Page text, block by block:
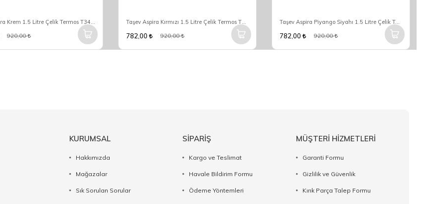
920,00 782,00 920,00
Taşev Aspira Piyango Siyahı 1.5 Litre Çelik Termos T3464
782,00 920,00
KURUMSAL
Hakkımızda
Mağazalar
Sık Sorulan Sorular
SİPARİŞ
Kargo ve Teslimat
Havale Bildirim Formu
Ödeme Yöntemleri
MÜŞTERİ HİZMETLERİ
Garanti Formu
Gizlilik ve Güvenlik
Kırık Parça Talep Formu